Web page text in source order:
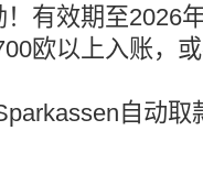
有效期至2026
欧以上入账，
自动取